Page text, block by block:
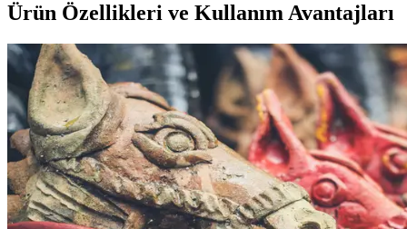
Ürün Özellikleri ve Kullanım Avantajları